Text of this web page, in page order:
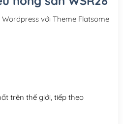
Hosting 3GB SSD (1
với Theme Flatsome
trên thế giới, tiếp theo